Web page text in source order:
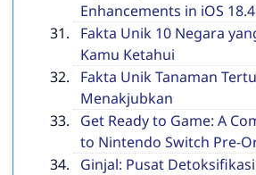
Enhancements in iOS
Fakta Unik 10 Negara
Kamu Ketahui
Fakta Unik Tanaman
Menakjubkan
Get Ready to Game: A
to Nintendo Switch Pre-
Ginjal: Pusat